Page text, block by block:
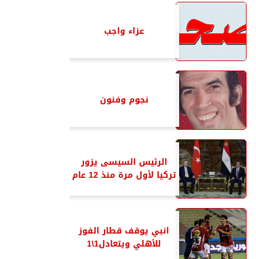
عزاء واجب
نجوم وفنون
الرئيس السيسى يزور
تركيا لأول مرة منذ 12 عام
انبي يوقف قطار الفوز
للأهلي ويتعادل1\1